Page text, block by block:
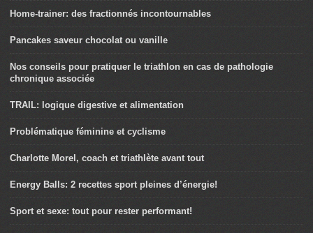
Home-trainer: des fractionnés incontournables
Pancakes saveur chocolat ou vanille
Nos conseils pour pratiquer le triathlon en cas de pathologie
chronique associée
TRAIL: logique digestive et alimentation
Problématique féminine et cyclisme
Charlotte Morel, coach et triathlète avant tout
Energy Balls: 2 recettes sport pleines d’énergie!
Sport et sexe: tout pour rester performant!